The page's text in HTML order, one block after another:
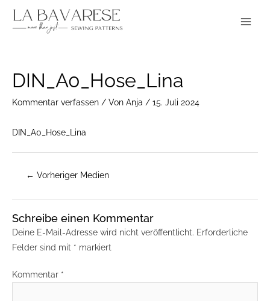
Inhalt
DIN_A0_Hose_Lina
Kommentar verfassen / Von Anja / 15. Juli 2024
DIN_A0_Hose_Lina
navigation
← Vorheriger Medien
Schreibe einen Kommentar
Deine E-Mail-Adresse wird nicht veröffentlicht. Erforderliche
Felder sind mit * markiert
Kommentar *